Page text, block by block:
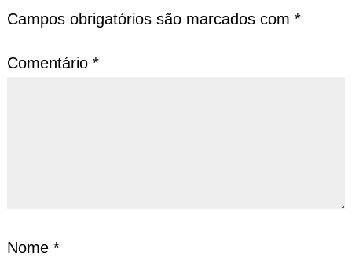
Campos obrigatórios são marcados com *
Comentário *
Nome *